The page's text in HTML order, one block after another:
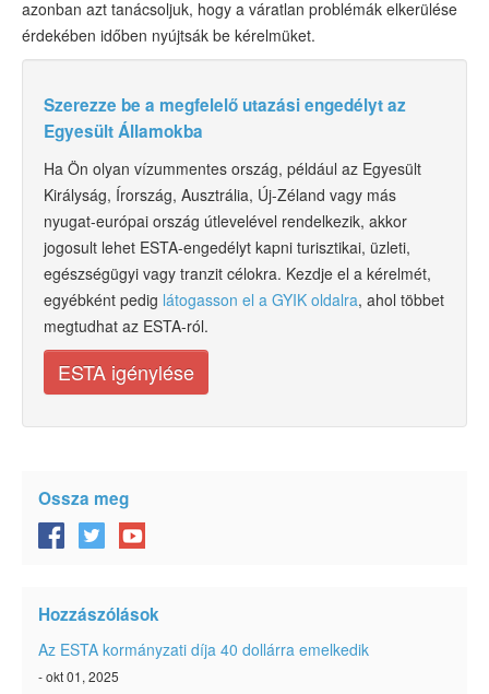
azonban azt tanácsoljuk, hogy a váratlan problémák elkerülése
érdekében időben nyújtsák be kérelmüket.
Szerezze be a megfelelő utazási engedélyt az
Egyesült Államokba
Ha Ön olyan vízummentes ország, például az Egyesült
Királyság, Írország, Ausztrália, Új-Zéland vagy más
nyugat-európai ország útlevelével rendelkezik, akkor
jogosult lehet ESTA-engedélyt kapni turisztikai, üzleti,
egészségügyi vagy tranzit célokra. Kezdje el a kérelmét,
egyébként pedig látogasson el a GYIK oldalra, ahol többet
megtudhat az ESTA-ról.
ESTA igénylése
Ossza meg
Hozzászólások
Az ESTA kormányzati díja 40 dollárra emelkedik
- okt 01, 2025